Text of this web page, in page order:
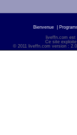
Bienvenue
liveffn.com est
Ce site
© 2011 liveffn.com version :